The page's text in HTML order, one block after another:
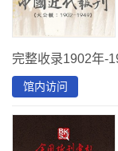
馆内访问